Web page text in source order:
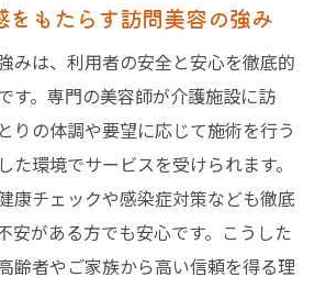
用で毎日がもっと自分らしく
の新常識！訪問美容の広がり
叶える心地よい身だしなみ習慣
問美容が選ばれる理由を解説
ビスを利用する際のポイントとは
利用時の事前準備と注意点
頼できる訪問美容の選び方
をもたらす訪問美容の強み
みは、利用者の安全と安心を徹底的
す。専門の美容師が介護施設に訪
りの体調や要望に応じて施術を行う
た環境でサービスを受けられます。
康チェックや感染症対策なども徹底
安がある方でも安心です。こうした
齢者やご家族から高い信頼を得る理